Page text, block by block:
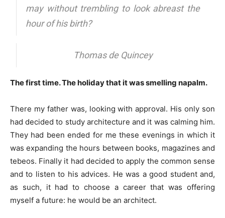
may without trembling to look abreast the
hour of his birth?
Thomas de Quincey
The first time. The holiday that it was smelling napalm.
There my father was, looking with approval. His only son
had decided to study architecture and it was calming him.
They had been ended for me these evenings in which it
was expanding the hours between books, magazines and
tebeos. Finally it had decided to apply the common sense
and to listen to his advices. He was a good student and,
as such, it had to choose a career that was offering
myself a future: he would be an architect.